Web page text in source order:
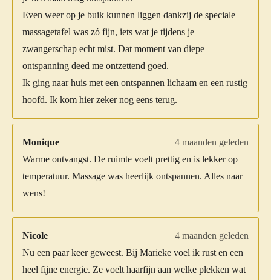
Even weer op je buik kunnen liggen dankzij de speciale
massagetafel was zó fijn, iets wat je tijdens je
zwangerschap echt mist. Dat moment van diepe
ontspanning deed me ontzettend goed.
Ik ging naar huis met een ontspannen lichaam en een rustig
hoofd. Ik kom hier zeker nog eens terug.
Monique
4 maanden geleden
Warme ontvangst. De ruimte voelt prettig en is lekker op
temperatuur. Massage was heerlijk ontspannen. Alles naar
wens!
Nicole
4 maanden geleden
Nu een paar keer geweest. Bij Marieke voel ik rust en een
heel fijne energie. Ze voelt haarfijn aan welke plekken wat